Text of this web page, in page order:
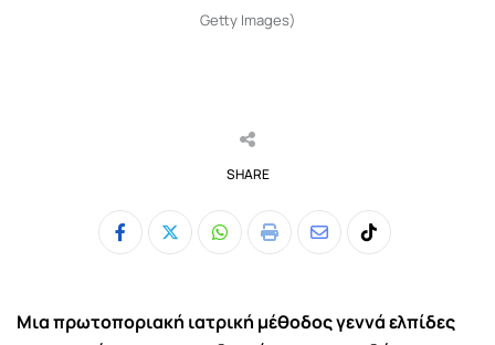
Getty Images)
SHARE
Whatsapp
Print
ShareTiktok
Μια πρωτοποριακή ιατρική μέθοδος γεννά ελπίδες